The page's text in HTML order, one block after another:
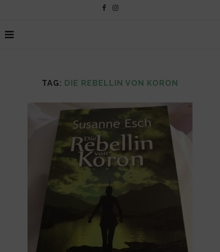
TAG: DIE REBELLIN VON KORON